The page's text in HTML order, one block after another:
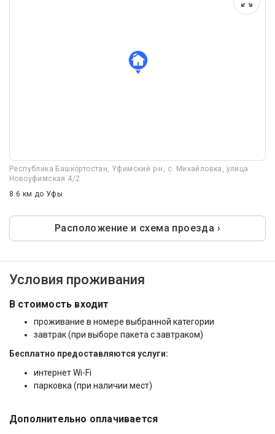
Республика Башкортостан, Уфимский р-н, с. Михайловка, улица
Новоуфимская 4/2
8.6 км до Уфы
Расположение и схема проезда ›
Условия проживания
В стоимость входит
проживание в номере выбранной категории
завтрак (при выборе пакета с завтраком)
Бесплатно предоставляются услуги:
интернет Wi-Fi
парковка (при наличии мест)
Дополнительно оплачивается